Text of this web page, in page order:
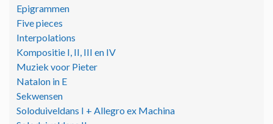
Epigrammen
Five pieces
Interpolations
Kompositie I, II, III en IV
Muziek voor Pieter
Natalon in E
Sekwensen
Soloduiveldans I + Allegro ex Machina